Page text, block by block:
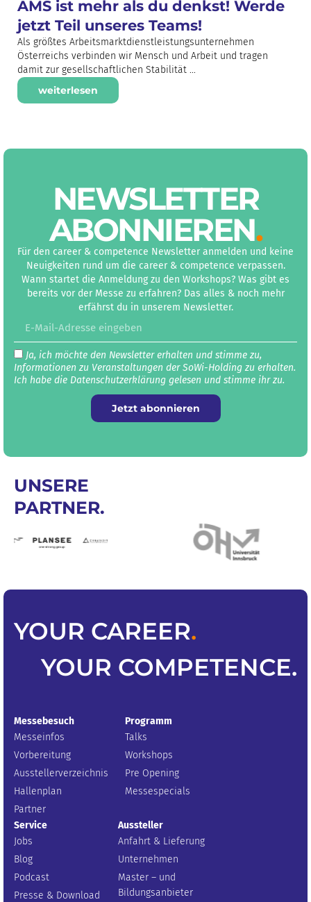
AMS ist mehr als du denkst! Werde
jetzt Teil unseres Teams!
Als größtes Arbeitsmarktdienstleistungsunternehmen
Österreichs verbinden wir Mensch und Arbeit und tragen
damit zur gesellschaftlichen Stabilität ...
weiterlesen
NEWS­LETTER
ABON­NIEREN.
Für den career & competence Newsletter anmelden und keine
Neuigkeiten rund um die career & competence verpassen.
Wann startet die Anmeldung zu den Workshops? Was gibt es
bereits vor der Messe zu erfahren? Das alles & noch mehr
erfährst du in unserem Newsletter.
Ja, ich möchte den Newsletter erhalten und stimme zu,
Informationen zu Veranstaltungen der SoWi-Holding zu erhalten.
Ich habe die Datenschutz­erklärung gelesen und stimme ihr zu.
Jetzt abonnieren
UNSERE
PARTNER.
YOUR CAREER.
YOUR COMPETENCE.
Messebesuch
Messeinfos
Vorbereitung
Ausstellerverzeichnis
Hallenplan
Partner
Programm
Talks
Workshops
Pre Opening
Messespecials
Service
Jobs
Blog
Podcast
Presse & Download
Aussteller
Anfahrt & Lieferung
Unternehmen
Master – und
Bildungsanbieter